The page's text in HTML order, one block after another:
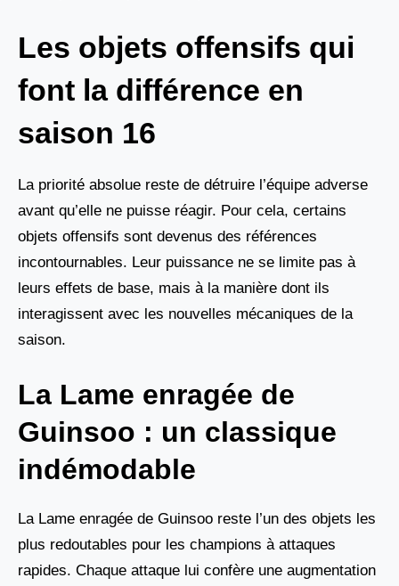
Les objets offensifs qui
font la différence en
saison 16
La priorité absolue reste de détruire l’équipe adverse
avant qu’elle ne puisse réagir. Pour cela, certains
objets offensifs sont devenus des références
incontournables. Leur puissance ne se limite pas à
leurs effets de base, mais à la manière dont ils
interagissent avec les nouvelles mécaniques de la
saison.
La Lame enragée de
Guinsoo : un classique
indémodable
La Lame enragée de Guinsoo reste l’un des objets les
plus redoutables pour les champions à attaques
rapides. Chaque attaque lui confère une augmentation